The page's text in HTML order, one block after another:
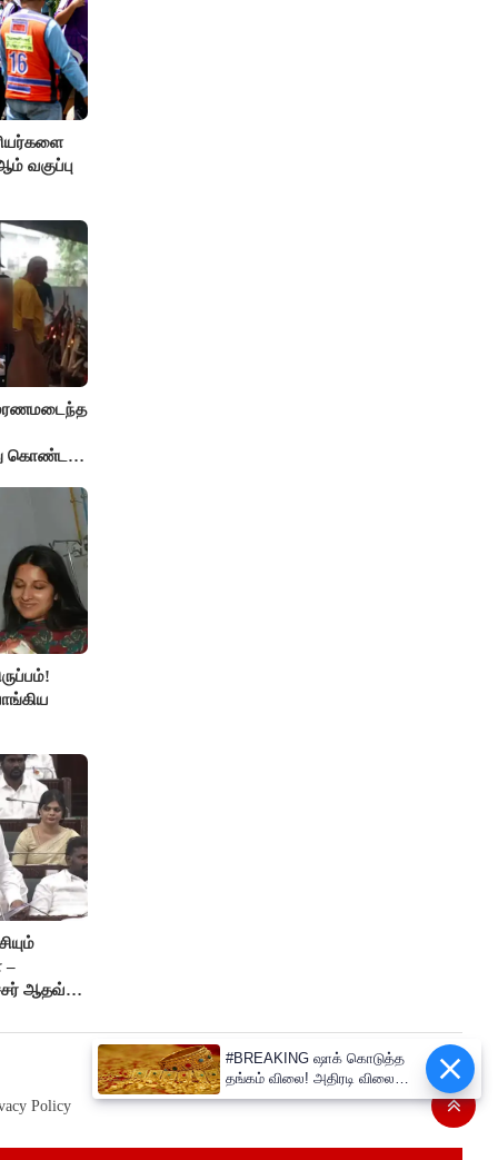
வகுப்பு
கொண்ட
–
ஆதவ்
Policy
#BREAKING ஷாக் கொடுத்த
தங்கம் விலை! அதிரடி விலை
உயர்வு